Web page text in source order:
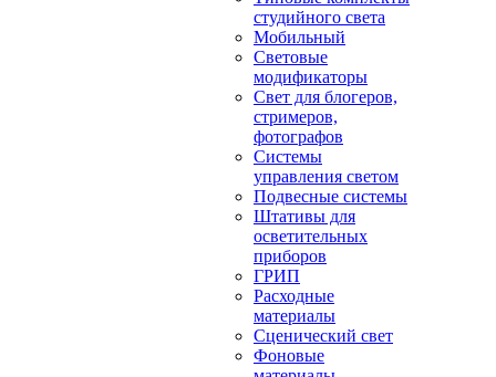
студийного света
Мобильный
Световые
модификаторы
Свет для блогеров,
стримеров,
фотографов
Системы
управления светом
Подвесные системы
Штативы для
осветительных
приборов
ГРИП
Расходные
материалы
Сценический свет
Фоновые